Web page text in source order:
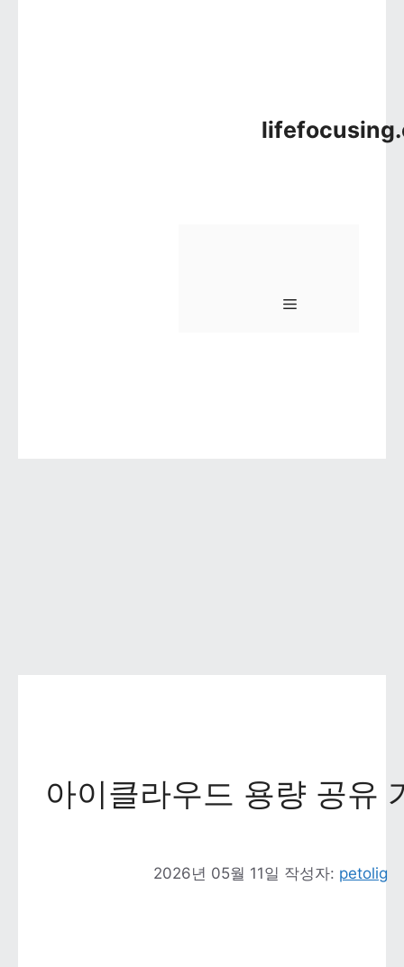
메뉴
아이클라우드 용량 공유
2026년 05월 11일 작성자: petolig